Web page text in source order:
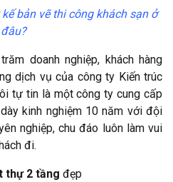
bản vẽ thi công khách sạn ở
đâu?
doanh nghiệp, khách hàng
dịch vụ của công ty Kiến trúc
tự tin là một công ty cung cấp
kinh nghiệm 10 năm với đội
nghiệp, chu đáo luôn làm vui
đi.
thự 2 tầng đẹp